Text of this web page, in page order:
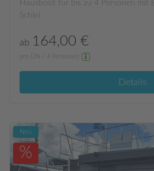
Hausboot für bis zu 4 Personen mit
Schlei
ab 164,00 €
pro ÜN / 4 Personen
Details
Neu
%